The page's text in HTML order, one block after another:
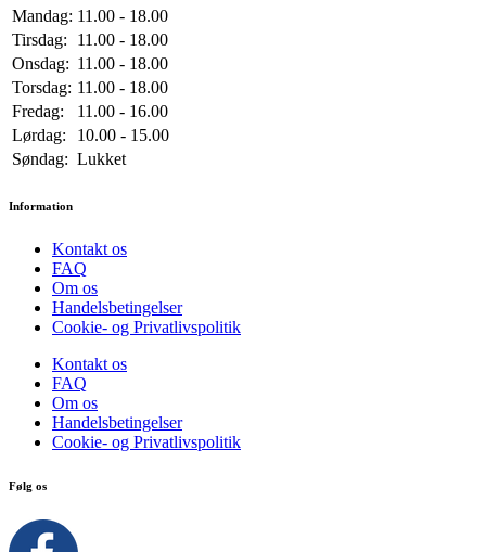
Mandag: 11.00 - 18.00
Tirsdag:
11.00 - 18.00
Onsdag: 11.00 - 18.00
Torsdag: 11.00 - 18.00
Fredag:
11.00 - 16.00
Lørdag:
10.00 - 15.00
Søndag: Lukket
Information
Kontakt os
FAQ
Om os
Handelsbetingelser
Cookie- og Privatlivspolitik
Kontakt os
FAQ
Om os
Handelsbetingelser
Cookie- og Privatlivspolitik
Følg os